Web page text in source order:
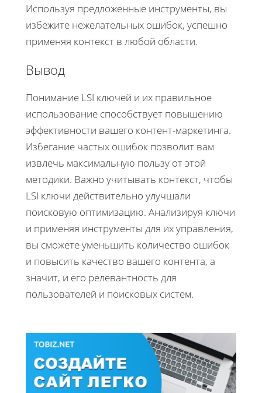
Используя предложенные инструменты, вы
избежите нежелательных ошибок, успешно
применяя контекст в любой области.
Вывод
Понимание LSI ключей и их правильное
использование способствует повышению
эффективности вашего контент-маркетинга.
Избегание частых ошибок позволит вам
извлечь максимальную пользу от этой
методики. Важно учитывать контекст, чтобы
LSI ключи действительно улучшали
поисковую оптимизацию. Анализируя ключи
и применяя инструменты для их управления,
вы сможете уменьшить количество ошибок
и повысить качество вашего контента, а
значит, и его релевантность для
пользователей и поисковых систем.